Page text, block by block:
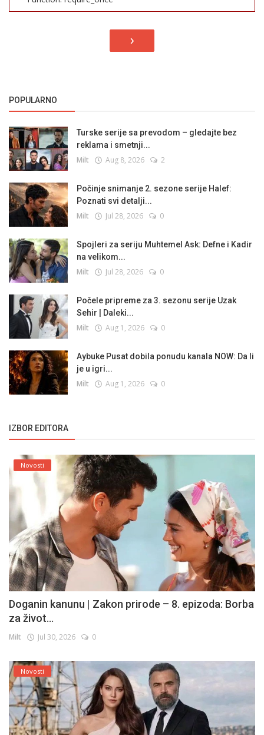
›
POPULARNO
Turske serije sa prevodom – gledajte bez
reklama i smetnji...
Milt Aug 8, 2026 2
Počinje snimanje 2. sezone serije Halef:
Poznati svi detalji...
Milt Jul 28, 2026 0
Spojleri za seriju Muhtemel Ask: Defne i Kadir
na velikom...
Milt Jul 28, 2026 0
Počele pripreme za 3. sezonu serije Uzak
Sehir | Daleki...
Milt Aug 1, 2026 0
Aybuke Pusat dobila ponudu kanala NOW: Da li
je u igri...
Milt Aug 1, 2026 0
IZBOR EDITORA
Novosti
Doganin kanunu | Zakon prirode – 8. epizoda: Borba
za život...
Milt Jul 30, 2026 0
Novosti